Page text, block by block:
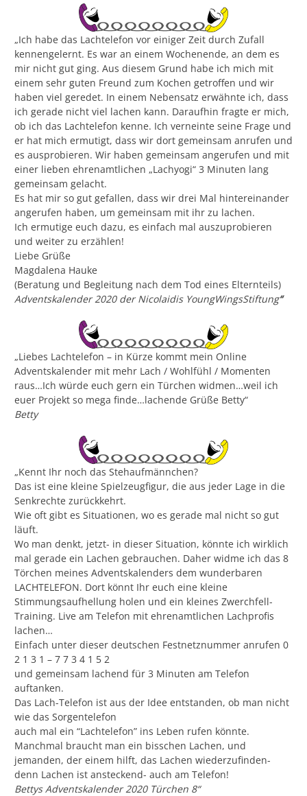
„Ich habe das Lachtelefon vor einiger Zeit durch Zufall
kennengelernt. Es war an einem Wochenende, an dem es
mir nicht gut ging. Aus diesem Grund habe ich mich mit
einem sehr guten Freund zum Kochen getroffen und wir
haben viel geredet. In einem Nebensatz erwähnte ich, dass
ich gerade nicht viel lachen kann. Daraufhin fragte er mich,
ob ich das Lachtelefon kenne. Ich verneinte seine Frage und
er hat mich ermutigt, dass wir dort gemeinsam anrufen und
es ausprobieren. Wir haben gemeinsam angerufen und mit
einer lieben ehrenamtlichen „Lachyogi“ 3 Minuten lang
gemeinsam gelacht.
Es hat mir so gut gefallen, dass wir drei Mal hintereinander
angerufen haben, um gemeinsam mit ihr zu lachen.
Ich ermutige euch dazu, es einfach mal auszuprobieren
und weiter zu erzählen!
Liebe Grüße
Magdalena Hauke
(Beratung und Begleitung nach dem Tod eines Elternteils)
Adventskalender 2020 der Nicolaidis YoungWingsStiftung“
„Liebes Lachtelefon – in Kürze kommt mein Online
Adventskalender mit mehr Lach / Wohlfühl / Momenten
raus…Ich würde euch gern ein Türchen widmen…weil ich
euer Projekt so mega finde…lachende Grüße Betty“
Betty
„Kennt Ihr noch das Stehaufmännchen?
Das ist eine kleine Spielzeugfigur, die aus jeder Lage in die
Senkrechte zurückkehrt.
Wie oft gibt es Situationen, wo es gerade mal nicht so gut
läuft.
Wo man denkt, jetzt- in dieser Situation, könnte ich wirklich
mal gerade ein Lachen gebrauchen. Daher widme ich das 8
Törchen meines Adventskalenders dem wunderbaren
LACHTELEFON. Dort könnt Ihr euch eine kleine
Stimmungsaufhellung holen und ein kleines Zwerchfell-
Training. Live am Telefon mit ehrenamtlichen Lachprofis
lachen…
Einfach unter dieser deutschen Festnetznummer anrufen 0
2 1 3 1 – 7 7 3 4 1 5 2
und gemeinsam lachend für 3 Minuten am Telefon
auftanken.
Das Lach-Telefon ist aus der Idee entstanden, ob man nicht
wie das Sorgentelefon
auch mal ein “Lachtelefon” ins Leben rufen könnte.
Manchmal braucht man ein bisschen Lachen, und
jemanden, der einem hilft, das Lachen wiederzufinden-
denn Lachen ist ansteckend- auch am Telefon!
Bettys Adventskalender 2020 Türchen 8“